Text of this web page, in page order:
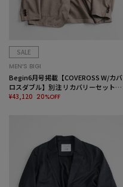
SALE
MEN’S BIGI
Begin6月号掲載【COVEROSS W/カバ
ロスダブル】別注 リカバリーセットア
ップジャケット＜リラックス効果/スト
¥43,120 20%OFF